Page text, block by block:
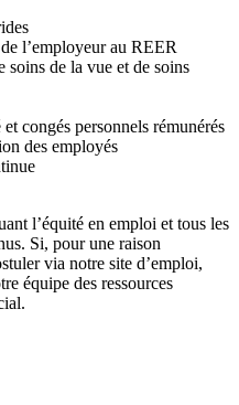
l’employeur au REER
soins de la vue et de soins
congés personnels rémunérés
des employés
l’équité en emploi et tous les
Si, pour une raison
via notre site d’emploi,
équipe des ressources